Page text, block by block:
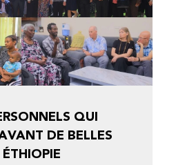
QUI
DE BELLES